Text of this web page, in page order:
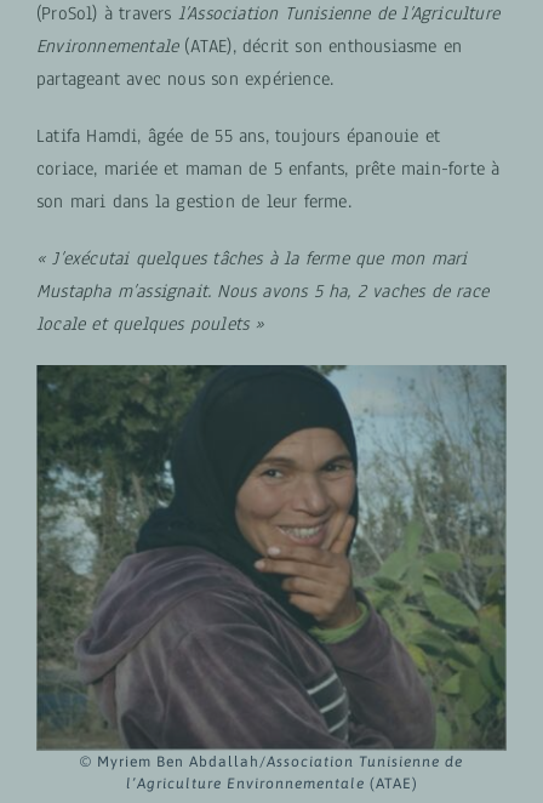
(ProSol) à travers l’Association Tunisienne de l’Agriculture
Environnementale(ATAE), décrit son enthousiasme en
partageant avec nous son expérience.
Latifa Hamdi, âgée de 55 ans, toujours épanouie et
coriace, mariée et maman de 5 enfants, prête main-forte à
son mari dans la gestion de leur ferme.
« J’exécutai quelques tâches à la ferme que mon mari
Mustapha m’assignait. Nous avons 5 ha, 2 vaches de race
locale et quelques poulets »
© Myriem Ben Abdallah/Association Tunisienne de
l’Agriculture Environnementale (ATAE)